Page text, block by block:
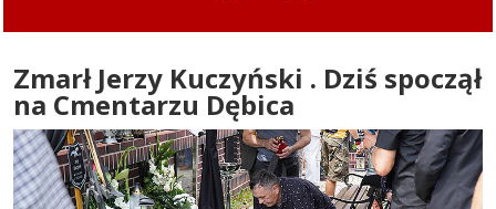
Zmarł Jerzy Kuczyński . Dziś spoczął
na Cmentarzu Dębica